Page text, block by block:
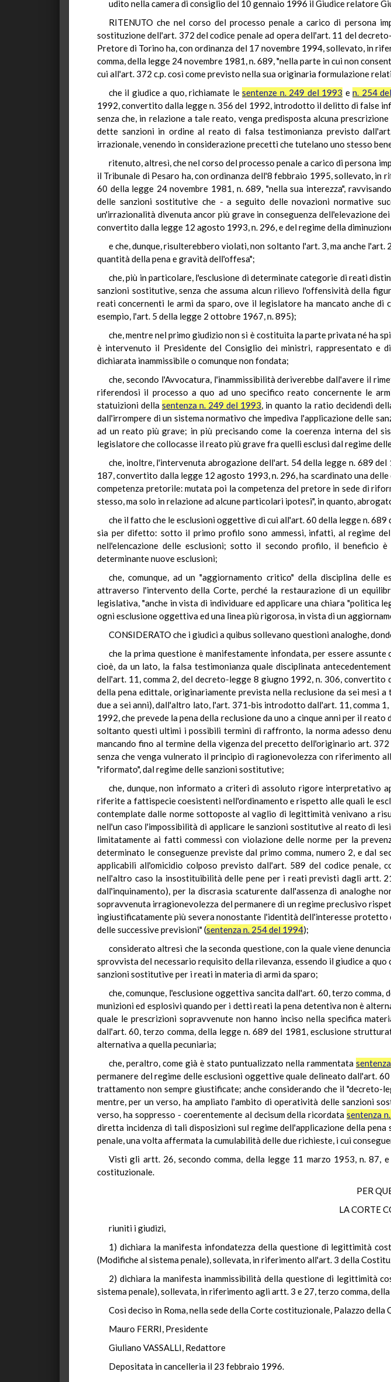
udito nella camera di consiglio del 10 gennaio 1996 il Giudice relatore
RITENUTO che nel corso del processo penale a carico di persona
sostituzione dell'art. 372 del codice penale ad opera dell'art. 11 del
Pretore di Torino ha, con ordinanza del 17 novembre 1994, sollevato, in
comma, della legge 24 novembre 1981, n. 689, "nella parte in cui non
cui all'art. 372 c.p. così come previsto nella sua originaria formulazione
che il giudice a quo, richiamate lesentenze n. 249 del 1993 en. 254
1992, convertito dalla legge n. 356 del 1992, introdotto il delitto di false
senza che, in relazione a tale reato, venga predisposta alcuna
dette sanzioni in ordine al reato di falsa testimonianza previsto
irrazionale, venendo in considerazione precetti che tutelano uno stesso
ritenuto, altresì, che nel corso del processo penale a carico di persona
il Tribunale di Pesaro ha, con ordinanza dell'8 febbraio 1995, sollevato,
60 della legge 24 novembre 1981, n. 689, "nella sua interezza",
delle sanzioni sostitutive che - a seguito delle novazioni normative
un'irrazionalità divenuta ancor più grave in conseguenza dell'elevazione
convertito dalla legge 12 agosto 1993, n. 296, e del regime della
e che, dunque, risulterebbero violati, non soltanto l'art. 3, ma anche
quantità della pena e gravità dell'offesa";
che, più in particolare, l'esclusione di determinate categorie di reati
sanzioni sostitutive, senza che assuma alcun rilievo l'offensività della
reati concernenti le armi da sparo, ove il legislatore ha mancato anche
esempio, l'art. 5 della legge 2 ottobre 1967, n. 895);
che, mentre nel primo giudizio non si è costituita la parte privata né ha
è intervenuto il Presidente del Consiglio dei ministri, rappresentato e
dichiarata inammissibile o comunque non fondata;
che, secondo l'Avvocatura, l'inammissibilità deriverebbe dall'avere il
riferendosi il processo a quo ad uno specifico reato concernente le
statuizioni dellasentenza n. 249 del 1993, in quanto la ratio decidendi
dall'irrompere di un sistema normativo che impediva l'applicazione delle
ad un reato più grave; in più precisando come la coerenza interna del
legislatore che collocasse il reato più grave fra quelli esclusi dal regime
che, inoltre, l'intervenuta abrogazione dell'art. 54 della legge n. 689
187, convertito dalla legge 12 agosto 1993, n. 296, ha scardinato una
competenza pretorile: mutata poi la competenza del pretore in sede di
stesso, ma solo in relazione ad alcune particolari ipotesi", in quanto,
che il fatto che le esclusioni oggettive di cui all'art. 60 della legge n.
sia per difetto: sotto il primo profilo sono ammessi, infatti, al regime
nell'elencazione delle esclusioni; sotto il secondo profilo, il beneficio
determinante nuove esclusioni;
che, comunque, ad un "aggiornamento critico" della disciplina
attraverso l'intervento della Corte, perché la restaurazione di un
legislativa, "anche in vista di individuare ed applicare una chiara "politica
ogni esclusione oggettiva ed una linea più rigorosa, in vista di un
CONSIDERATO che i giudici a quibus sollevano questioni analoghe,
che la prima questione è manifestamente infondata, per essere
cioè, da un lato, la falsa testimonianza quale disciplinata
dell'art. 11, comma 2, del decreto-legge 8 giugno 1992, n. 306,
della pena edittale, originariamente prevista nella reclusione da sei mesi
due a sei anni), dall'altro lato, l'art. 371-bis introdotto dall'art. 11, comma
1992, che prevede la pena della reclusione da uno a cinque anni per il
soltanto questi ultimi i possibili termini di raffronto, la norma adesso
mancando fino al termine della vigenza del precetto dell'originario art.
senza che venga vulnerato il principio di ragionevolezza con riferimento
"riformato", dal regime delle sanzioni sostitutive;
che, dunque, non informato a criteri di assoluto rigore interpretativo
riferite a fattispecie coesistenti nell'ordinamento e rispetto alle quali le
contemplate dalle norme sottoposte al vaglio di legittimità venivano a
nell'un caso l'impossibilità di applicare le sanzioni sostitutive al reato di
limitatamente ai fatti commessi con violazione delle norme per la
determinato le conseguenze previste dal primo comma, numero 2, e dal
applicabili all'omicidio colposo previsto dall'art. 589 del codice penale,
nell'altro caso la insostituibilità delle pene per i reati previsti dagli artt.
dall'inquinamento), per la discrasia scaturente dall'assenza di analoghe
sopravvenuta irragionevolezza del permanere di un regime preclusivo
ingiustificatamente più severa nonostante l'identità dell'interesse
delle successive previsioni" (sentenza n. 254 del 1994);
considerato altresì che la seconda questione, con la quale viene
sprovvista del necessario requisito della rilevanza, essendo il giudice a
sanzioni sostitutive per i reati in materia di armi da sparo;
che, comunque, l'esclusione oggettiva sancita dall'art. 60, terzo
munizioni ed esplosivi quando per i detti reati la pena detentiva non è
quale le prescrizioni sopravvenute non hanno inciso nella specifica
dall'art. 60, terzo comma, della legge n. 689 del 1981, esclusione
alternativa a quella pecuniaria;
che, peraltro, come già è stato puntualizzato nella rammentata
permanere del regime delle esclusioni oggettive quale delineato dall'art.
trattamento non sempre giustificate; anche considerando che il
mentre, per un verso, ha ampliato l'ambito di operatività delle sanzioni
verso, ha soppresso - coerentemente al decisum della ricordatasentenza
diretta incidenza di tali disposizioni sul regime dell'applicazione della
penale, una volta affermata la cumulabilità delle due richieste, i cui
Visti gli artt. 26, secondo comma, della legge 11 marzo 1953, n. 87,
costituzionale.
PER
LA CORTE
riuniti i giudizi,
1) dichiara la manifesta infondatezza della questione di legittimità
(Modifiche al sistema penale), sollevata, in riferimento all'art. 3 della
2) dichiara la manifesta inammissibilità della questione di legittimità
sistema penale), sollevata, in riferimento agli artt. 3 e 27, terzo comma,
Così deciso in Roma, nella sede della Corte costituzionale, Palazzo
Mauro FERRI, Presidente
Giuliano VASSALLI, Redattore
Depositata in cancelleria il 23 febbraio 1996.